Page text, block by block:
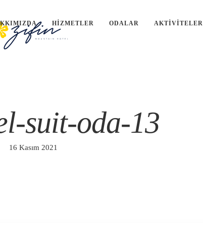
HIZMETLER ODALAR AKTIVITELER
suit-oda-13
16 Kasım 2021